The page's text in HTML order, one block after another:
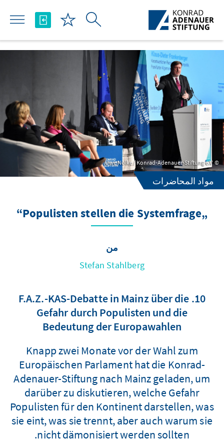
تخطي إلى المحتوى الرئيسي
Uwe Nölke / Konrad-Adenauer-Stiftung e.V.
مواد المحاضرات
„Populisten stellen die Systemfrage“
من
Stefan Stahlberg
10. F.A.Z.-KAS-Debatte in Mainz über die
Gefahr durch Populisten und die
Bedeutung der Europawahlen
Knapp zwei Monate vor der Wahl zum
Europäischen Parlament hat die Konrad-
Adenauer-Stiftung nach Mainz geladen, um
darüber zu diskutieren, welche Gefahr
Populisten für den Kontinent darstellen, was
sie eint, was sie trennt, aber auch warum sie
nicht dämonisiert werden sollten.